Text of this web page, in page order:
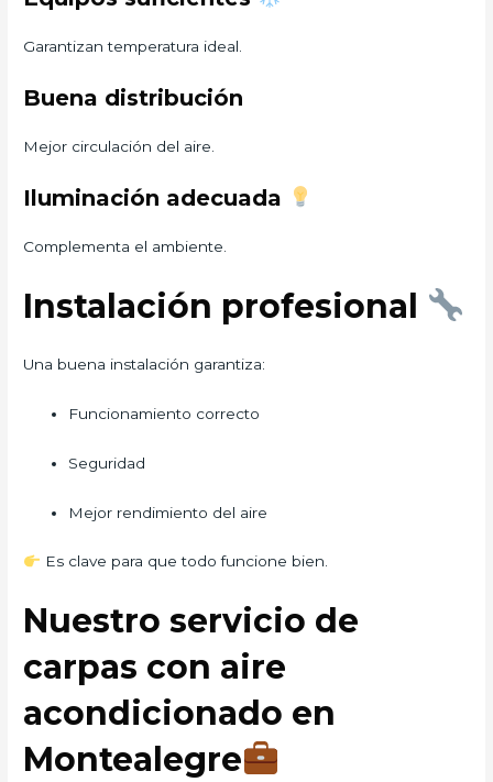
Garantizan temperatura ideal.
Buena distribución
Mejor circulación del aire.
Iluminación adecuada
Complementa el ambiente.
Instalación profesional
Una buena instalación garantiza:
Funcionamiento correcto
Seguridad
Mejor rendimiento del aire
Es clave para que todo funcione bien.
Nuestro servicio de
carpas con aire
acondicionado en
Montealegre